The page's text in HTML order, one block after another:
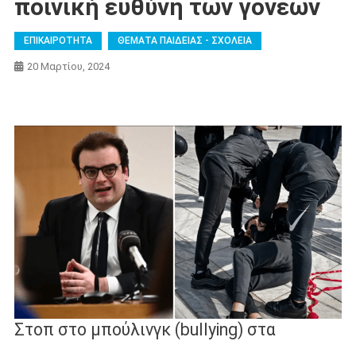
ποινική ευθύνη των γονέων
ΕΠΙΚΑΙΡΟΤΗΤΑ ΘΕΜΑΤΑ ΠΑΙΔΕΙΑΣ - ΣΧΟΛΕΙΑ
20 Μαρτίου, 2024
Στοπ στο µπούλινγκ (bullying) στα